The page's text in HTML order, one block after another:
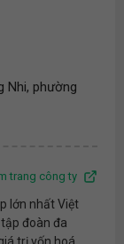
Nhi, phường
trang công ty
lớn nhất Việt
đoàn đa
trị vốn hoá